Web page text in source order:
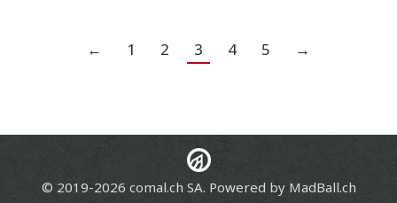
← 1 2 3 4 5 →
© 2019-2026 comal.ch SA. Powered by MadBall.ch